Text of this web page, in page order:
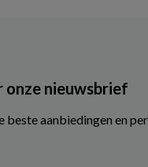
onze nieuwsbrief
beste aanbiedingen en